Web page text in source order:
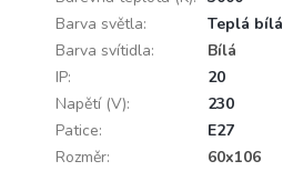
Barva světla:
Teplá bílá
Barva svítidla:
Bílá
IP:
20
Napětí (V):
230
Patice:
E27
Rozměr:
60x106